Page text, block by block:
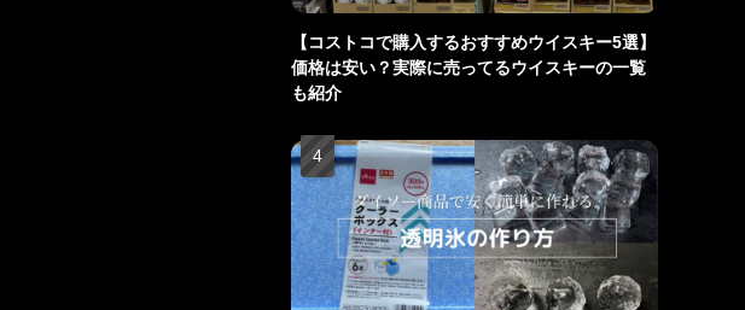
【コストコで購入するおすすめウイスキー5選】
価格は安い？実際に売ってるウイスキーの一覧
も紹介